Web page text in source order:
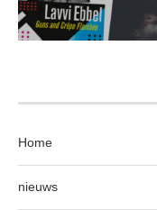
Home
nieuws